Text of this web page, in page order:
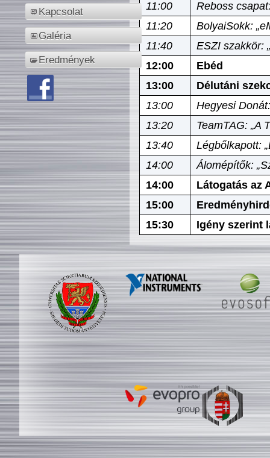
Kapcsolat
Galéria
Eredmények
11:00
Reboss
11:20
BolyaiSokk:
11:40
ESZI szakkör:
12:00
Ebéd
13:00
Délutáni
13:00
Hegyesi
13:20
TeamTAG: „A
13:40
Légbőlkapott:
14:00
Álomépítők:
14:00
Látogatás az
15:00
15:30
Igény szerint